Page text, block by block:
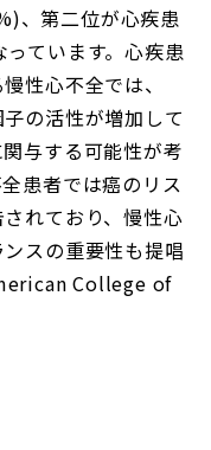
、第二位が心疾患
ています。心疾患
性心不全では、
の活性が増加して
与する可能性が考
患者では癌のリス
れており、慢性心
スの重要性も提唱
College of